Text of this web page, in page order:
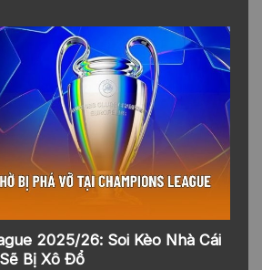
2025/26: Soi Kèo Nhà Cái
Bị Xô Đổ